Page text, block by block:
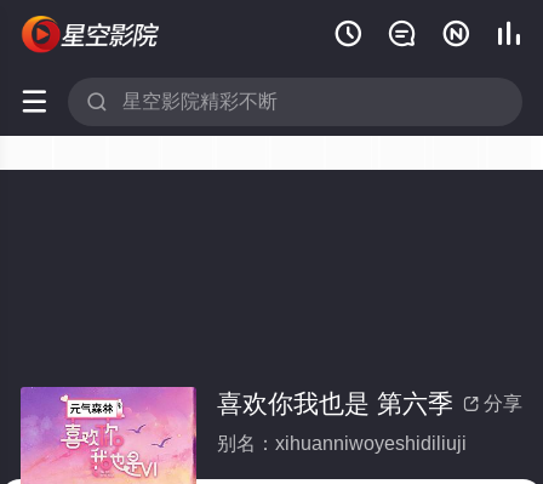
   
 
 分享
喜欢你我也是 第六季
别名：xihuanniwoyeshidiliuji